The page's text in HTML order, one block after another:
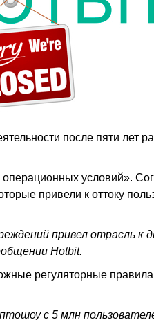
после пяти лет
условий».
привели к оттоку
привел отрасль к
Hotbit.
регуляторные
с 5 млн